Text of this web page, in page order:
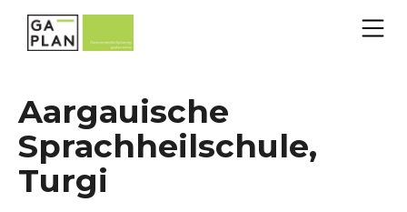
Aargauische
Sprachheilschule,
Turgi